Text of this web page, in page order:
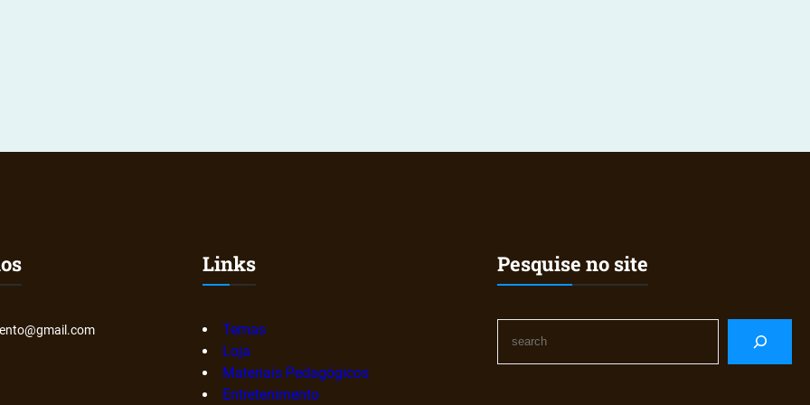
Links
Temas
Loja
Materiais Pedagógicos
Entretenimento
Pesquise no site